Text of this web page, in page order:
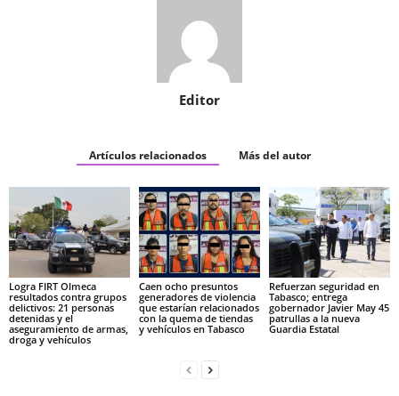
Editor
Artículos relacionados Más del autor
Logra FIRT Olmeca
resultados contra grupos
delictivos: 21 personas
detenidas y el
aseguramiento de armas,
droga y vehículos
Caen ocho presuntos
generadores de violencia
que estarían relacionados
con la quema de tiendas
y vehículos en Tabasco
Refuerzan seguridad en
Tabasco; entrega
gobernador Javier May 45
patrullas a la nueva
Guardia Estatal